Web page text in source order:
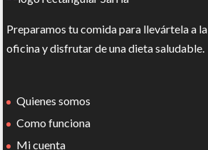
Preparamos tu comida para llevártela a la
oficina y disfrutar de una dieta saludable.
Quienes somos
Como funciona
Mi cuenta